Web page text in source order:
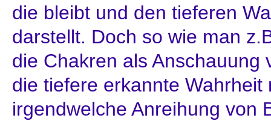
die bleibt und den tieferen
darstellt. Doch so wie man
die Chakren als Anschauung
die tiefere erkannte
irgendwelche Anreihung von